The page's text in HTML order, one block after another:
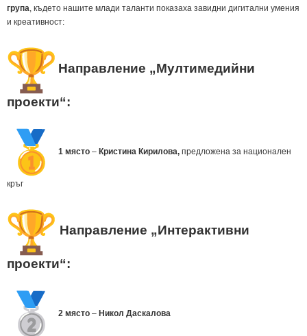
група, където нашите млади таланти показаха завидни дигитални умения
и креативност:
Направление „Мултимедийни
проекти“:
1 място – Кристина Кирилова, предложена за национален
кръг
Направление „Интерактивни
проекти“:
2 място – Никол Даскалова